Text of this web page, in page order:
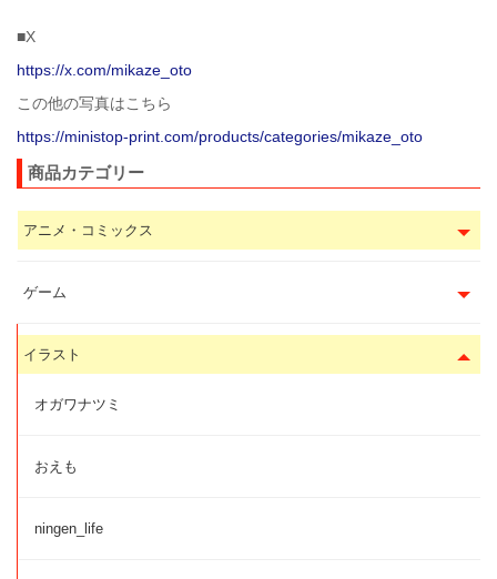
■X
https://x.com/mikaze_oto
この他の写真はこちら
https://ministop-print.com/products/categories/mikaze_oto
商品カテゴリー
アニメ・コミックス
ゲーム
イラスト
オガワナツミ
おえも
ningen_life